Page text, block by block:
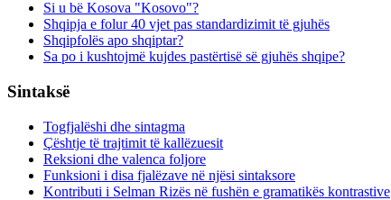
Si u bë Kosova "Kosovo"?
Shqipja e folur 40 vjet pas standardizimit të gjuhës
Shqipfolës apo shqiptar?
Sa po i kushtojmë kujdes pastërtisë së gjuhës shqipe?
Sintaksë
Togfjalëshi dhe sintagma
Çështje të trajtimit të kallëzuesit
Reksioni dhe valenca foljore
Funksioni i disa fjalëzave në njësi sintaksore
Kontributi i Selman Rizës në fushën e gramatikës kontrastive